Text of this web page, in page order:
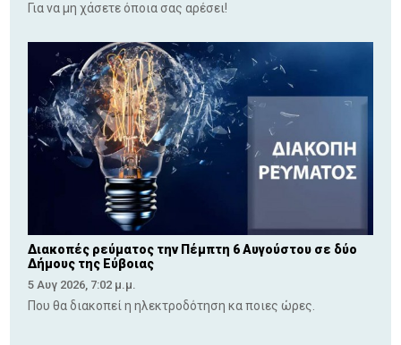
Για να μη χάσετε όποια σας αρέσει!
Διακοπές ρεύματος την Πέμπτη 6 Αυγούστου σε δύο
Δήμους της Εύβοιας
5 Αυγ 2026, 7:02 μ.μ.
Που θα διακοπεί η ηλεκτροδότηση κα ποιες ώρες.